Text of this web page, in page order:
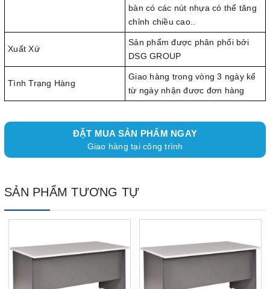
bàn có các nút nhựa có thể tăng
chỉnh chiều cao..
Xuất Xứ
Sản phẩm được phân phối bởi
DSG GROUP
Tình Trạng Hàng
Giao hàng trong vòng 3 ngày kể
từ ngày nhận được đơn hàng
ĐẶT MUA SẢN PHẨM NGAY
Giao hàng tại công trình
SẢN PHẨM TƯƠNG TỰ